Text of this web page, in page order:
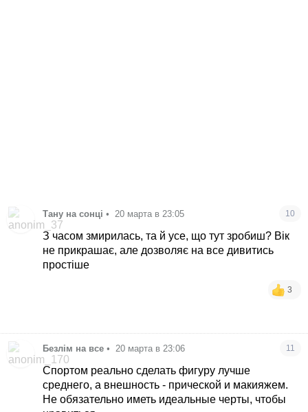
Тану на сонці • 20 марта в 23:05 10
З часом змирилась, та й усе, що тут зробиш? Вік
не прикрашає, але дозволяє на все дивитись
простіше
3
Безлім на все • 20 марта в 23:06 11
Спортом реально сделать фигуру лучше
среднего, а внешность - прической и макияжем.
Не обязательно иметь идеальные черты, чтобы